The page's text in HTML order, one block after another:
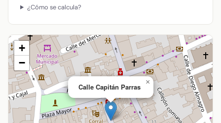
¿Cómo se calcula?
Calle Capitán Parras
×
+
−